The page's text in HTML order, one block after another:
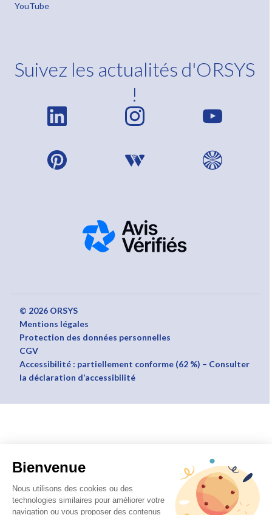
Bienvenue
Nous utilisons des cookies ou des
technologies similaires pour améliorer votre
navigation ou vous proposer des contenus
YouTube
Suivez les actualités d'ORSYS
!
© 2026 ORSYS
Mentions légales
Protection des données personnelles
CGV
Accessibilité : partiellement conforme (62 %) – Consulter
la déclaration d’accessibilité